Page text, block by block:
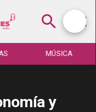
MÚSICA
y